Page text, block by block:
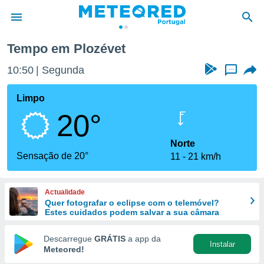
da
foi
fornecidas
a este
das
e
forma
digital
Tempo em Plozévet
10:50 Segunda ...
Limpo
20°
Sensação de 20°
Norte
11
21 km/h
Actualidade
Quer fotografar o eclipse com o telemóvel?
Estes cuidados podem salvar a sua câmara
Descarregue GRÁTIS a app da
Meteored!
Instalar